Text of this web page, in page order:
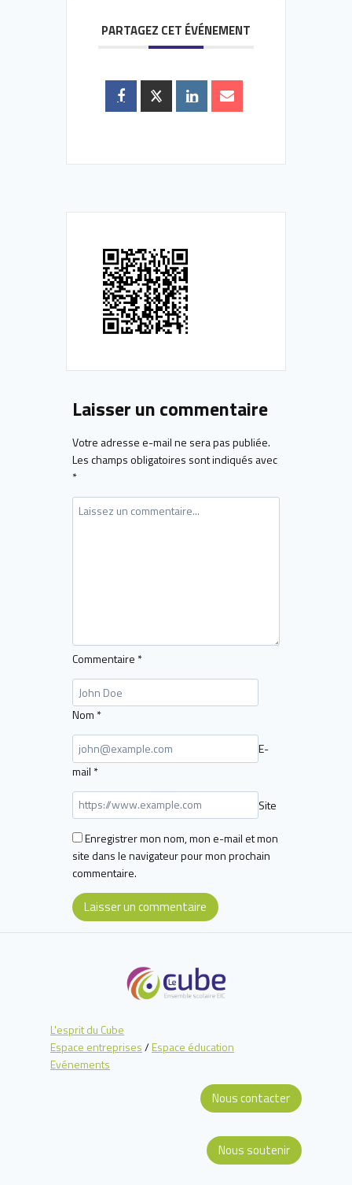
PARTAGEZ CET ÉVÉNEMENT
Laisser un commentaire
Votre adresse e-mail ne sera pas publiée.
Les champs obligatoires sont indiqués avec
*
Commentaire *
Nom *
E-
mail *
Site
Enregistrer mon nom, mon e-mail et mon
site dans le navigateur pour mon prochain
commentaire.
L'esprit du Cube
Espace entreprises/Espace éducation
Evénements
Nous contacter
Nous soutenir